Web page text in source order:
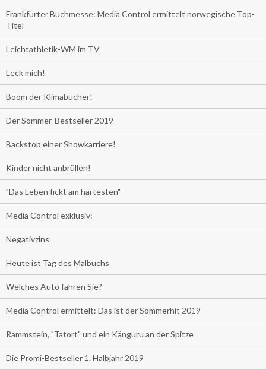
Frankfurter Buchmesse: Media Control ermittelt norwegische Top-
Titel
Leichtathletik-WM im TV
Leck mich!
Boom der Klimabücher!
Der Sommer-Bestseller 2019
Backstop einer Showkarriere!
Kinder nicht anbrüllen!
"Das Leben fickt am härtesten"
Media Control exklusiv:
Negativzins
Heute ist Tag des Malbuchs
Welches Auto fahren Sie?
Media Control ermittelt: Das ist der Sommerhit 2019
Rammstein, "Tatort" und ein Känguru an der Spitze
Die Promi-Bestseller 1. Halbjahr 2019